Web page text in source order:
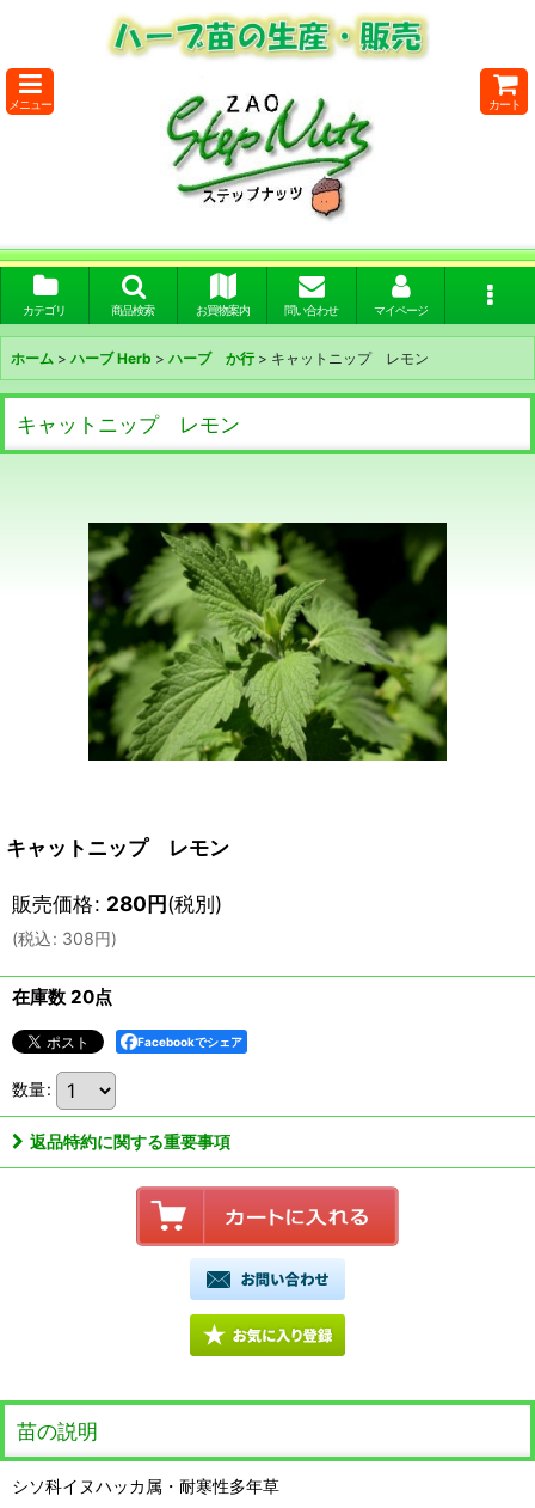
メニュー カート
カテゴリ 商品検索 お買物案内 問い合わせ マイページ
ホーム > ハーブ Herb > ハーブ か行 > キャットニップ レモン
キャットニップ レモン
キャットニップ レモン
販売価格: 280円(税別)
(税込: 308円)
在庫数 20点
Facebookでシェア
数量:
返品特約に関する重要事項
苗の説明
シソ科イヌハッカ属・耐寒性多年草